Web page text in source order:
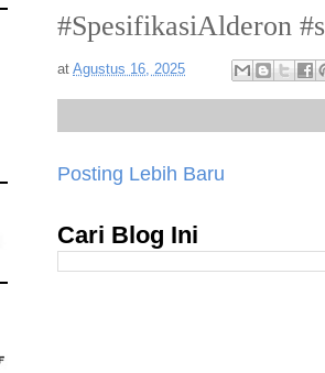
#SpesifikasiAlderon
at Agustus 16, 2025
Posting Lebih Baru
Cari Blog Ini